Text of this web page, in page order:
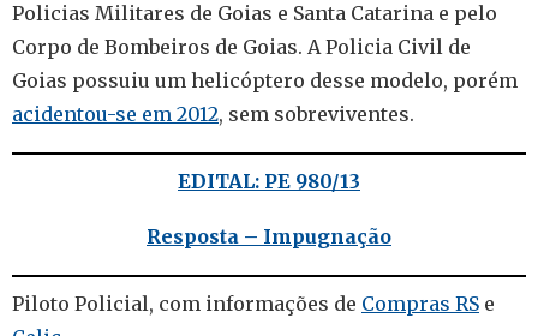
Policias Militares de Goias e Santa Catarina e pelo
Corpo de Bombeiros de Goias. A Policia Civil de
Goias possuiu um helicóptero desse modelo, porém
acidentou-se em 2012, sem sobreviventes.
EDITAL: PE 980/13
Resposta – Impugnação
Piloto Policial, com informações de Compras RS e